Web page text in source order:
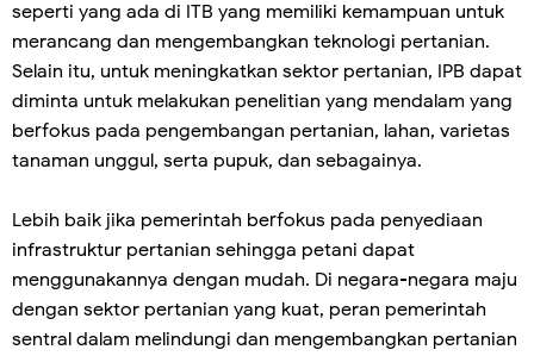
seperti yang ada di ITB yang memiliki kemampuan untuk
merancang dan mengembangkan teknologi pertanian.
Selain itu, untuk meningkatkan sektor pertanian, IPB dapat
diminta untuk melakukan penelitian yang mendalam yang
berfokus pada pengembangan pertanian, lahan, varietas
tanaman unggul, serta pupuk, dan sebagainya.
Lebih baik jika pemerintah berfokus pada penyediaan
infrastruktur pertanian sehingga petani dapat
menggunakannya dengan mudah. Di negara-negara maju
dengan sektor pertanian yang kuat, peran pemerintah
sentral dalam melindungi dan mengembangkan pertanian